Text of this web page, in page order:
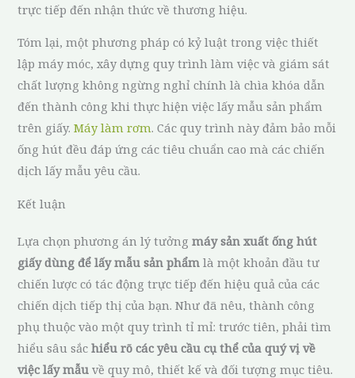
trực tiếp đến nhận thức về thương hiệu.
Tóm lại, một phương pháp có kỷ luật trong việc thiết
lập máy móc, xây dựng quy trình làm việc và giám sát
chất lượng không ngừng nghỉ chính là chìa khóa dẫn
đến thành công khi thực hiện việc lấy mẫu sản phẩm
trên giấy.Máy làm rơm. Các quy trình này đảm bảo mỗi
ống hút đều đáp ứng các tiêu chuẩn cao mà các chiến
dịch lấy mẫu yêu cầu.
Kết luận
Lựa chọn phương án lý tưởngmáy sản xuất ống hút
giấy dùng để lấy mẫu sản phẩm là một khoản đầu tư
chiến lược có tác động trực tiếp đến hiệu quả của các
chiến dịch tiếp thị của bạn. Như đã nêu, thành công
phụ thuộc vào một quy trình tỉ mỉ: trước tiên, phải tìm
hiểu sâu sắchiểu rõ các yêu cầu cụ thể của quý vị về
việc lấy mẫu về quy mô, thiết kế và đối tượng mục tiêu.